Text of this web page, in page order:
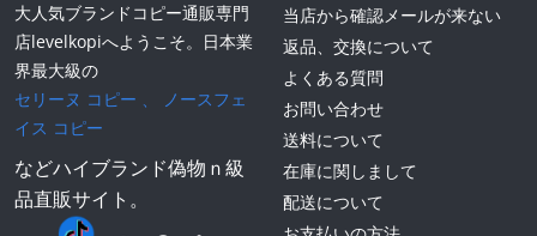
大人気ブランドコピー通販専門
店levelkopiへようこそ。日本業
界最大級の
セリーヌ コピー 、
ノースフェ
イス コピー
などハイブランド偽物ｎ級
品直販サイト。
当店から確認メールが来ない
返品、交換について
よくある質問
お問い合わせ
送料について
在庫に関しまして
配送について